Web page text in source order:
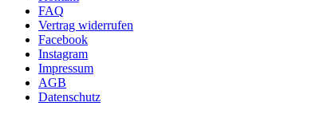
FAQ
Vertrag widerrufen
Facebook
Instagram
Impressum
AGB
Datenschutz